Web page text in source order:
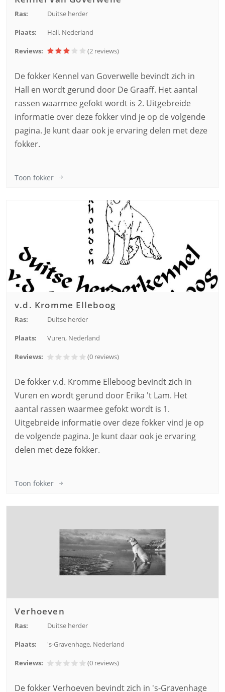
Ras: Duitse herder
Plaats: Hall, Nederland
Reviews: (2 reviews)
De fokker Kennel van Goverwelle bevindt zich in
Hall en wordt gerund door De Graaff. Het aantal
rassen waarmee gefokt wordt is 2. Uitgebreide
informatie over deze fokker vind je op de volgende
pagina. Je kunt daar ook je ervaring delen met deze
fokker.
Toon fokker
v.d. Kromme Elleboog
Ras: Duitse herder
Plaats: Vuren, Nederland
Reviews: (0 reviews)
De fokker v.d. Kromme Elleboog bevindt zich in
Vuren en wordt gerund door Erika 't Lam. Het
aantal rassen waarmee gefokt wordt is 1.
Uitgebreide informatie over deze fokker vind je op
de volgende pagina. Je kunt daar ook je ervaring
delen met deze fokker.
Toon fokker
Verhoeven
Ras: Duitse herder
Plaats: 's-Gravenhage, Nederland
Reviews: (0 reviews)
De fokker Verhoeven bevindt zich in 's-Gravenhage